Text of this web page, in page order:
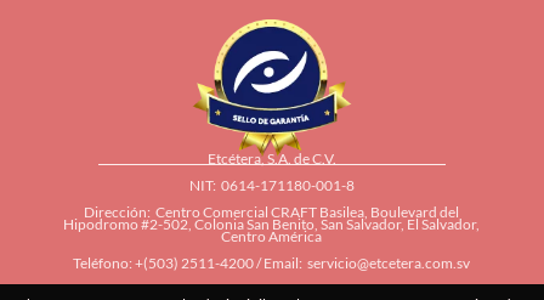
Etcétera, S.A. de C.V.
NIT: 0614-171180-001-8
Dirección: Centro Comercial CRAFT Basilea, Boulevard del
Hipodromo #2-502, Colonia San Benito, San Salvador, El Salvador,
Centro América
Teléfono: +(503) 2511-4200 / Email: servicio@etcetera.com.sv